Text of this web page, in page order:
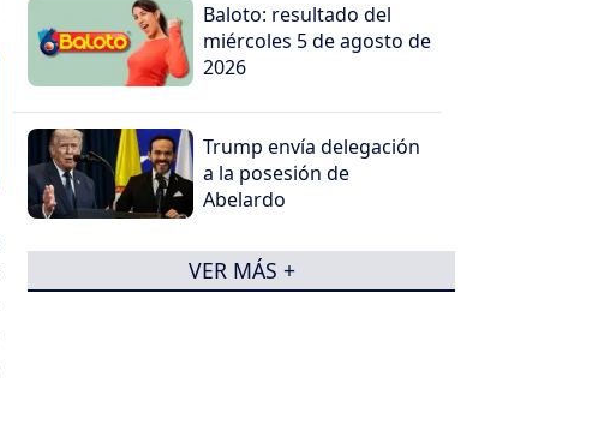
Baloto: resultado del
miércoles 5 de agosto de
2026
Trump envía delegación
a la posesión de
Abelardo
VER MÁS +